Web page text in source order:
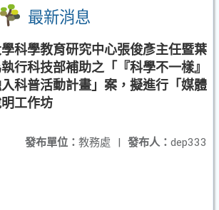
最新消息
科學教育研究中心張俊彥主任暨葉
行科技部補助之「『科學不一樣』
科普活動計畫」案，擬進行「媒體
工作坊
發布人： dep333
發布單位： 教務處 |